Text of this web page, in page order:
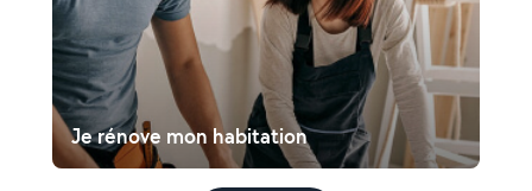
Je rénove mon habitation